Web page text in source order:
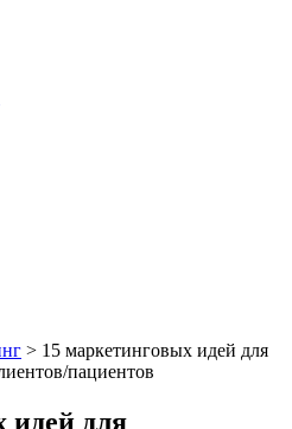
> 15 маркетинговых идей для
пациентов
идей для